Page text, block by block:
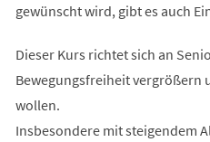
gewünscht wird, gibt es auch
Dieser Kurs richtet sich an
Bewegungsfreiheit vergrößern
wollen.
Insbesondere mit steigendem